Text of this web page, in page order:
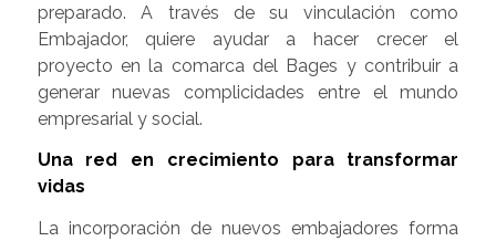
preparado. A través de su vinculación como
Embajador, quiere ayudar a hacer crecer el
proyecto en la comarca del Bages y contribuir a
generar nuevas complicidades entre el mundo
empresarial y social.
Una red en crecimiento para transformar
vidas
La incorporación de nuevos embajadores forma